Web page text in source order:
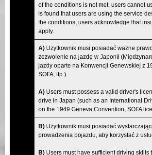
of the conditions is not met, users cannot
is found that users are using the service
the conditions, users acknowledge that
apply.
A) Użytkownik musi posiadać ważne
zezwolenie na jazdę w Japonii
jazdy oparte na Konwencji Genewskiej z
SOFA, itp.).
A) Users must possess a valid driver's
drive in Japan (such as an International
on the 1949 Geneva Convention, SOFA
B) Użytkownik musi posiadać
prowadzenia pojazdu, aby korzystać z
B) Users must have sufficient driving skills